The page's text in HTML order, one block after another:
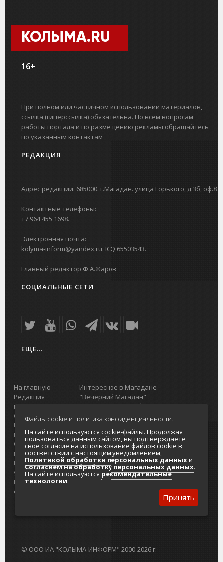
КОЛЫМА.RU
16+
При полном или частичном использовании материалов,
ссылка (гиперссылка) обязательна. По всем вопросам
работы портала и по размещению рекламы обращайтесь
по указанным контактам
РЕДАКЦИЯ
Адрес редакции: 685000. г.Магадан. улица Горького, д.3б, оф.8
Контактные телефоны:
+7 964 455 1698.
Электронная почта:
kolyma-inform@yandex.ru. ICQ 65503543.
Главный редактор Ф.А.Жаров
СОЦИАЛЬНЫЕ СЕТИ
ЕЩЕ...
На главную
Редакция
портала
О проекте
Реклама на
портале
Отзывы и
предложения
Интернет-
услуги
Разработка
сайтов
Интересное в Магадане
"Вечерний Магадан"
Городская доска объявлений
Реклама
Главный туристический портал
Колымы
Политика в отношении обработки
персональных данных
Согласие на обработку персональных
данных
© ООО ИА "КОЛЫМА-ИНФОРМ" 2000-2026 г.
Файлы cookie и политика конфиденциальности.
На сайте используются cookie-файлы. Продолжая
пользоваться данным сайтом, вы подтверждаете
свое согласие на использование файлов cookie в
соответствии с настоящим уведомлением,
Политикой обработки персональных данныхи
Согласием на обработку персональных данных.
На сайте используютсярекомендательные
технологии.
Принять